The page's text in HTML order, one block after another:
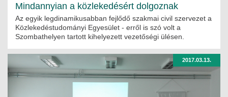
Mindannyian a közlekedésért dolgoznak
Az egyik legdinamikusabban fejlődő szakmai civil szervezet a
Közlekedéstudományi Egyesület - erről is szó volt a
Szombathelyen tartott kihelyezett vezetőségi ülésen.
2017.03.13.